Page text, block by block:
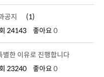
공지
(1)
24143 좋아요 0
별한 이유로 진행합니다
23240 좋아요 0